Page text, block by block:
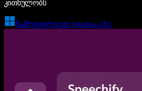
კითხულობს
ჩამოტვირთეთ Windows-ზე